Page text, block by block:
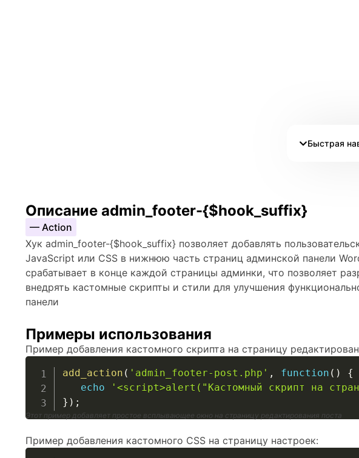
Быстрая
Описание admin_footer-{$hook_suffix}
— Action
Хук admin_footer-{$hook_suffix} позволяет добавлять
JavaScript или CSS в нижнюю часть страниц админской панели
срабатывает в конце каждой страницы админки, что позволяет
внедрять кастомные скрипты и стили для улучшения
панели
Примеры использования
Пример добавления кастомного скрипта на страницу
add_action ( 'admin_footer-post.php' , function ( )
{
echo
'<script>alert("Кастомный скрипт на
} ) ;
Этот пример добавляет простое всплывающее окно на страницу редактирования поста
Пример добавления кастомного CSS на страницу настроек: